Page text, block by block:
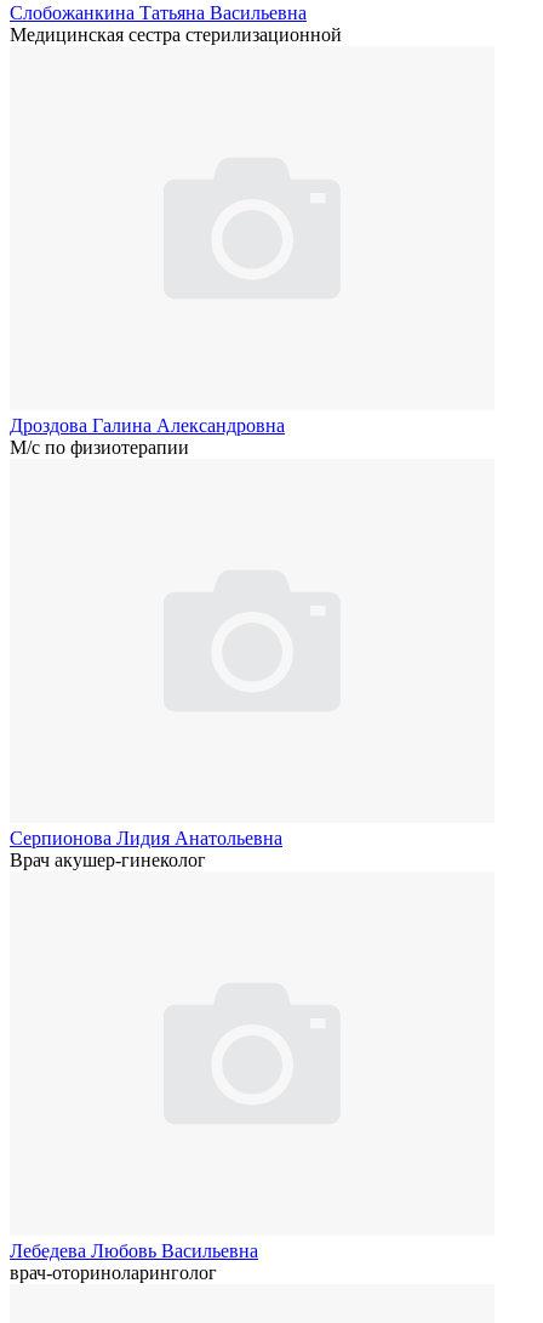
Слобожанкина Татьяна Васильевна
Медицинская сестра стерилизационной
Дроздова Галина Александровна
М/с по физиотерапии
Серпионова Лидия Анатольевна
Врач акушер-гинеколог
Лебедева Любовь Васильевна
врач-оториноларинголог